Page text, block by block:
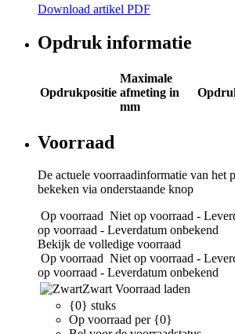
Download artikel PDF
Opdruk informatie
Opdrukpositie
Maximale
afmeting in
mm
Voorraad
De actuele voorraadinformatie van het
bekeken via onderstaande knop
Op voorraad Niet op voorraad -
op voorraad - Leverdatum onbekend
Bekijk de volledige voorraad
Op voorraad Niet op voorraad -
op voorraad - Leverdatum onbekend
Zwart Voorraad laden
{0} stuks
Op voorraad per {0}